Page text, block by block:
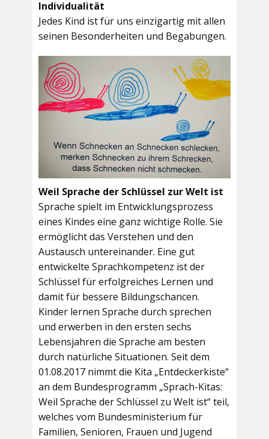
Individualität
Jedes Kind ist für uns einzigartig mit allen
seinen Besonderheiten und Begabungen.
Weil Sprache der Schlüssel zur Welt ist
Sprache spielt im Entwicklungsprozess
eines Kindes eine ganz wichtige Rolle. Sie
ermöglicht das Verstehen und den
Austausch untereinander. Eine gut
entwickelte Sprachkompetenz ist der
Schlüssel für erfolgreiches Lernen und
damit für bessere Bildungschancen.
Kinder lernen Sprache durch sprechen
und erwerben in den ersten sechs
Lebensjahren die Sprache am besten
durch natürliche Situationen. Seit dem
01.08.2017 nimmt die Kita „Entdeckerkiste“
an dem Bundesprogramm „Sprach-Kitas:
Weil Sprache der Schlüssel zu Welt ist“ teil,
welches vom Bundesministerium für
Familien, Senioren, Frauen und Jugend